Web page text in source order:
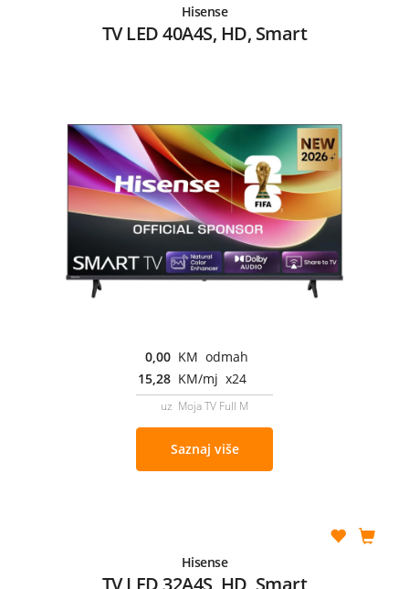
Hisense
TV LED 40A4S, HD, Smart
0,00 KM odmah
15,28 KM/mj x24
uz Moja TV Full M
Saznaj više
Hisense
TV LED 32A4S, HD, Smart